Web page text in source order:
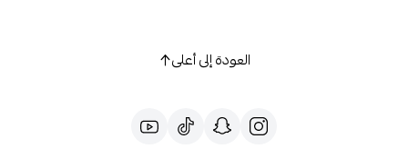
العودة إلى أعلى